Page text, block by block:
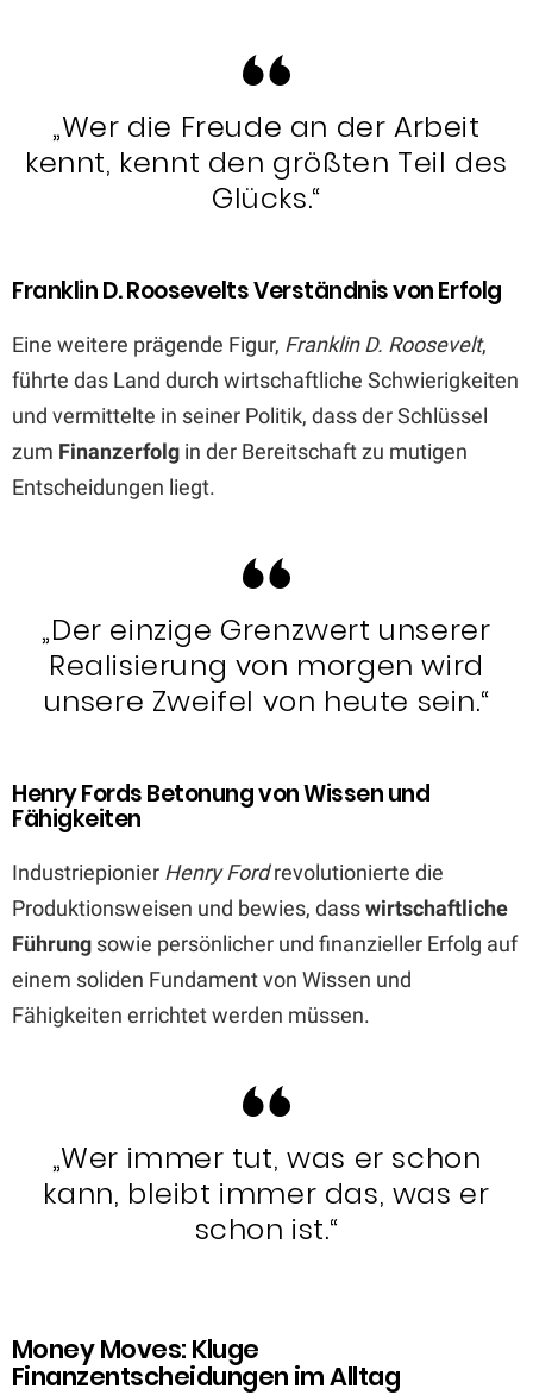
„Wer die Freude an der Arbeit
kennt, kennt den größten Teil des
Glücks.“
Franklin D. Roosevelts Verständnis von Erfolg
Eine weitere prägende Figur, Franklin D. Roosevelt,
führte das Land durch wirtschaftliche Schwierigkeiten
und vermittelte in seiner Politik, dass der Schlüssel
zum Finanzerfolg in der Bereitschaft zu mutigen
Entscheidungen liegt.
„Der einzige Grenzwert unserer
Realisierung von morgen wird
unsere Zweifel von heute sein.“
Henry Fords Betonung von Wissen und
Fähigkeiten
Industriepionier Henry Fordrevolutionierte die
Produktionsweisen und bewies, dasswirtschaftliche
Führung sowie persönlicher und finanzieller Erfolg auf
einem soliden Fundament von Wissen und
Fähigkeiten errichtet werden müssen.
„Wer immer tut, was er schon
kann, bleibt immer das, was er
schon ist.“
Money Moves: Kluge
Finanzentscheidungen im Alltag